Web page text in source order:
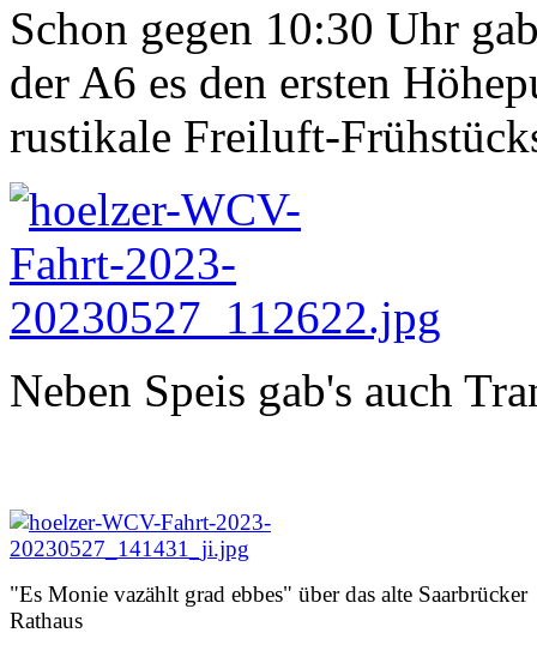
Schon gegen 10:30 Uhr
der A6 es den ersten
rustikale Freiluft-
Neben Speis gab's auch
"Es Monie vazählt grad ebbes" über das alte Saarbrücker
Rathaus